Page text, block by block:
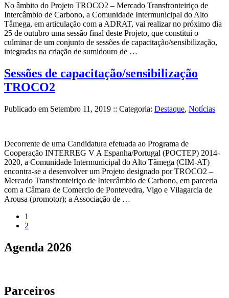
No âmbito do Projeto TROCO2 – Mercado Transfronteiriço de
Intercâmbio de Carbono, a Comunidade Intermunicipal do Alto
Tâmega, em articulação com a ADRAT, vai realizar no próximo dia
25 de outubro uma sessão final deste Projeto, que constituí o
culminar de um conjunto de sessões de capacitação/sensibilização,
integradas na criação de sumidouro de …
Sessões de capacitação/sensibilização
TROCO2
Publicado em Setembro 11, 2019 :: Categoria: Destaque, Notícias
Decorrente de uma Candidatura efetuada ao Programa de
Cooperação INTERREG V A Espanha/Portugal (POCTEP) 2014-
2020, a Comunidade Intermunicipal do Alto Tâmega (CIM-AT)
encontra-se a desenvolver um Projeto designado por TROCO2 –
Mercado Transfronteiriço de Intercâmbio de Carbono, em parceria
com a Câmara de Comercio de Pontevedra, Vigo e Vilagarcia de
Arousa (promotor); a Associação de …
1
2
Agenda 2026
Parceiros